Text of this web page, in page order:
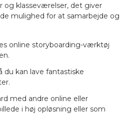
og klasseværelser, det giver
mulighed for at samarbejde og
online storyboarding-værktøj
du kan lave fantastiske
med andre online eller
i høj opløsning eller som